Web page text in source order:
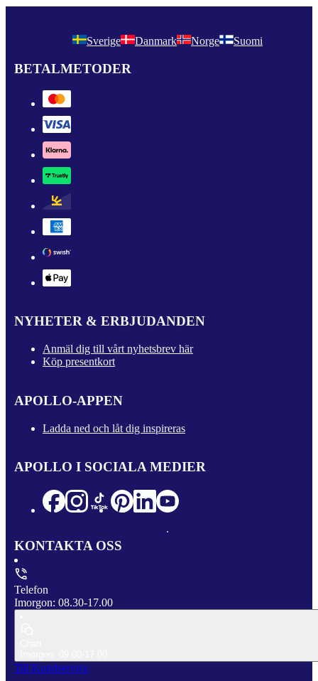
Sverige Danmark Norge Suomi
BETALMETODER
NYHETER & ERBJUDANDEN
Anmäl dig till vårt nyhetsbrev här
Köp presentkort
APOLLO-APPEN
Ladda ned och låt dig inspireras
APOLLO I SOCIALA MEDIER
KONTAKTA OSS
Telefon
Imorgon: 08.30-17.00
Till Kundservice